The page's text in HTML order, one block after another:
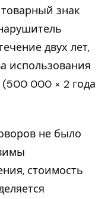
знак
двух лет,
использования
000 × 2 года
не было
стоимость